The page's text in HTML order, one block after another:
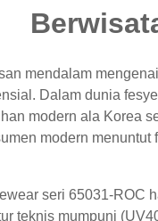
mendalam
Dalam dunia
modern ala Korea
modern
seri 65031-ROC
teknis mumpuni